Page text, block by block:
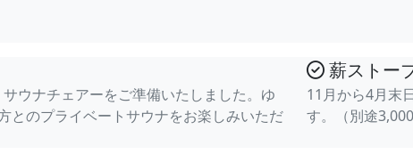
ウナチェアーをご準備いたしました。ゆ
とのプライベートサウナをお楽しみいただ
薪ストー
11月から4月末
す。（別途